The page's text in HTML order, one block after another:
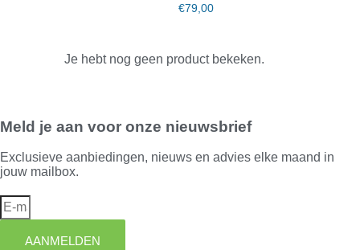
€79,00
Je hebt nog geen product bekeken.
Meld je aan voor onze nieuwsbrief
Exclusieve aanbiedingen, nieuws en advies elke maand in
jouw mailbox.
AANMELDEN